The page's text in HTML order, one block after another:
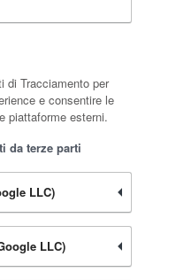
di Tracciamento per
e consentire le
piattaforme esterni.
da terze parti
LLC)
LLC)